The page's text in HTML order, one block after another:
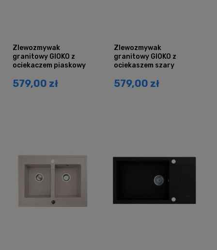
Zlewozmywak
granitowy GIOKO z
ociekaczem piaskowy
579,00 zł
Zlewozmywak
granitowy GIOKO z
ociekaszem szary
579,00 zł